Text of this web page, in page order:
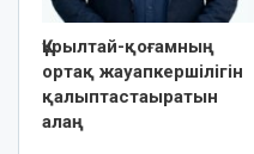
Құрылтай-қоғамның
ортақ жауапкершілігін
қалыптастаыратын
алаң